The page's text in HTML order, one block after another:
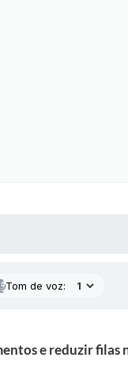
Tom de voz:
e reduzir filas